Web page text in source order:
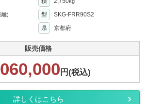
離) 型
SKG-FRR90S2
県 京都府
販売価格
円(税込)
詳しくはこちら